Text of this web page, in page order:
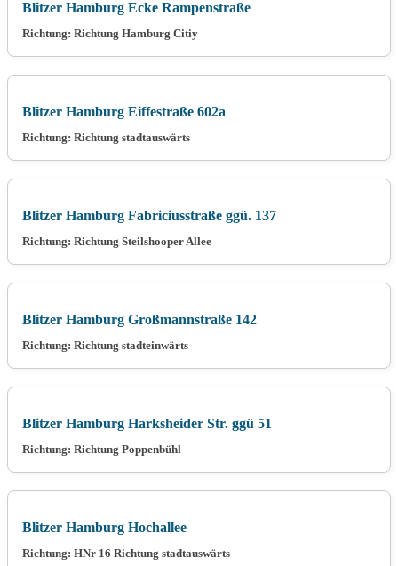
Blitzer Hamburg Ecke Rampenstraße
Richtung: Richtung Hamburg Citiy
Blitzer Hamburg Eiffestraße 602a
Richtung: Richtung stadtauswärts
Blitzer Hamburg Fabriciusstraße ggü. 137
Richtung: Richtung Steilshooper Allee
Blitzer Hamburg Großmannstraße 142
Richtung: Richtung stadteinwärts
Blitzer Hamburg Harksheider Str. ggü 51
Richtung: Richtung Poppenbühl
Blitzer Hamburg Hochallee
Richtung: HNr 16 Richtung stadtauswärts